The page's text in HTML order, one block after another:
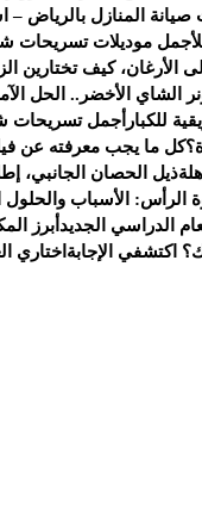
المنازل بالرياض –
أجمل موديلات تسريحات
الأرغان، كيف تختارين
الشاي الأخضر.. الحل
للكبار أجمل تسريحات
كل ما يجب معرفته عن
ذيل الحصان الجانبي،
الرأس: الأسباب والحلول
الدراسي الجديد أبرز
اكتشفي الإجابة اختاري